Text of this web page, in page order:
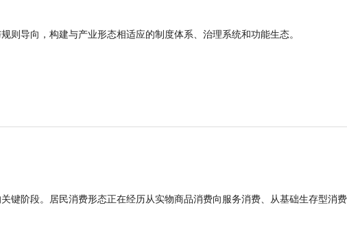
则导向，构建与产业形态相适应的制度体系、治理系统和功能生态。
键阶段。居民消费形态正在经历从实物商品消费向服务消费、从基础生存型消